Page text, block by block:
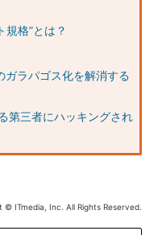
規格”とは？
ガラパゴス化を解消する
第三者にハッキングされ
© ITmedia, Inc. All Rights Reserved.